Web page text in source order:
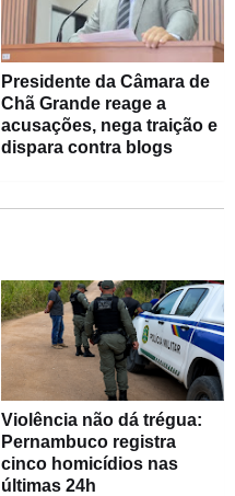
Presidente da Câmara de
Chã Grande reage a
acusações, nega traição e
dispara contra blogs
Violência não dá trégua:
Pernambuco registra
cinco homicídios nas
últimas 24h